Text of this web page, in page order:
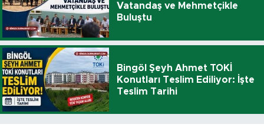
Vatandaş ve Mehmetçikle
Buluştu
Bingöl Şeyh Ahmet TOKİ
Konutları Teslim Ediliyor: İşte
Teslim Tarihi